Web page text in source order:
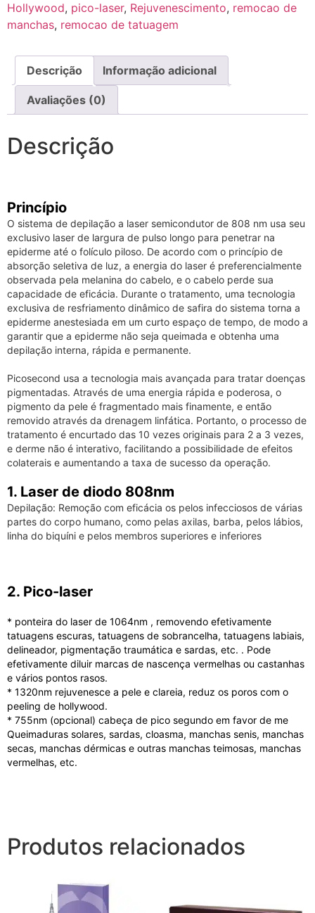
Hollywood, pico-laser, Rejuvenescimento, remocao de
manchas, remocao de tatuagem
Descrição Informação adicional
Avaliações (0)
Descrição
Princípio
O sistema de depilação a laser semicondutor de 808 nm usa seu
exclusivo laser de largura de pulso longo para penetrar na
epiderme até o folículo piloso. De acordo com o princípio de
absorção seletiva de luz, a energia do laser é preferencialmente
observada pela melanina do cabelo, e o cabelo perde sua
capacidade de eficácia. Durante o tratamento, uma tecnologia
exclusiva de resfriamento dinâmico de safira do sistema torna a
epiderme anestesiada em um curto espaço de tempo, de modo a
garantir que a epiderme não seja queimada e obtenha uma
depilação interna, rápida e permanente.
Picosecond usa a tecnologia mais avançada para tratar doenças
pigmentadas. Através de uma energia rápida e poderosa, o
pigmento da pele é fragmentado mais finamente, e então
removido através da drenagem linfática. Portanto, o processo de
tratamento é encurtado das 10 vezes originais para 2 a 3 vezes,
e derme não é interativo, facilitando a possibilidade de efeitos
colaterais e aumentando a taxa de sucesso da operação.
1. Laser de diodo 808nm
Depilação: Remoção com eficácia os pelos infecciosos de várias
partes do corpo humano, como pelas axilas, barba, pelos lábios,
linha do biquíni e pelos membros superiores e inferiores
2. Pico-laser
* ponteira do laser de 1064nm , removendo efetivamente
tatuagens escuras, tatuagens de sobrancelha, tatuagens labiais,
delineador, pigmentação traumática e sardas, etc. . Pode
efetivamente diluir marcas de nascença vermelhas ou castanhas
e vários pontos rasos.
* 1320nm rejuvenesce a pele e clareia, reduz os poros com o
peeling de hollywood.
* 755nm (opcional) cabeça de pico segundo em favor de me
Queimaduras solares, sardas, cloasma, manchas senis, manchas
secas, manchas dérmicas e outras manchas teimosas, manchas
vermelhas, etc.
Produtos relacionados